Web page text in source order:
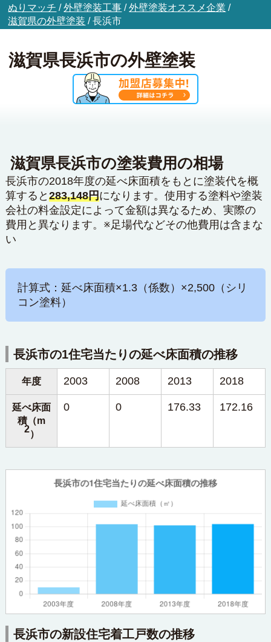
ぬりマッチ /外壁塗装工事 /外壁塗装オススメ企業 /
滋賀県の外壁塗装 /長浜市
滋賀県長浜市の外壁塗装
滋賀県長浜市の塗装費用の相場
長浜市の2018年度の延べ床面積をもとに塗装代を概
算すると 283,148円になります。使用する塗料や塗装
会社の料金設定によって金額は異なるため、実際の
費用と異なります。※足場代などその他費用は含まな
い
計算式：延べ床面積×1.3（係数）×2,500（シリ
コン塗料）
長浜市の1住宅当たりの延べ床面積の推移
年度 2003 2008 2013 2018
延べ床面
積（m
2）
0 0 176.33 172.16
長浜市の新設住宅着工戸数の推移